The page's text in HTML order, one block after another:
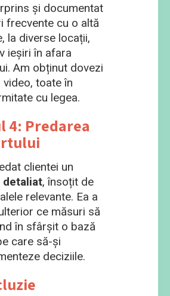
și documentat
frecvente cu o altă
la diverse locații,
ieșiri în afara
Am obținut dovezi
toate în
cu legea.
4: Predarea
clientei un
detaliat, însoțit de
relevante. Ea a
ce măsuri să
în sfârșit o bază
care să-și
deciziile.